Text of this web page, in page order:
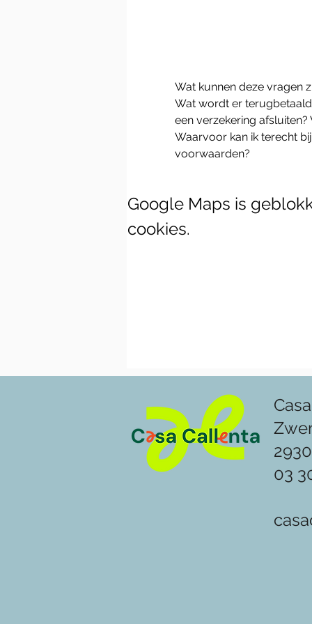
Wat kunnen deze vragen
Wat wordt er
een verzekering
Waarvoor kan ik terecht
voorwaarden?
Google Maps is
cookies.
03